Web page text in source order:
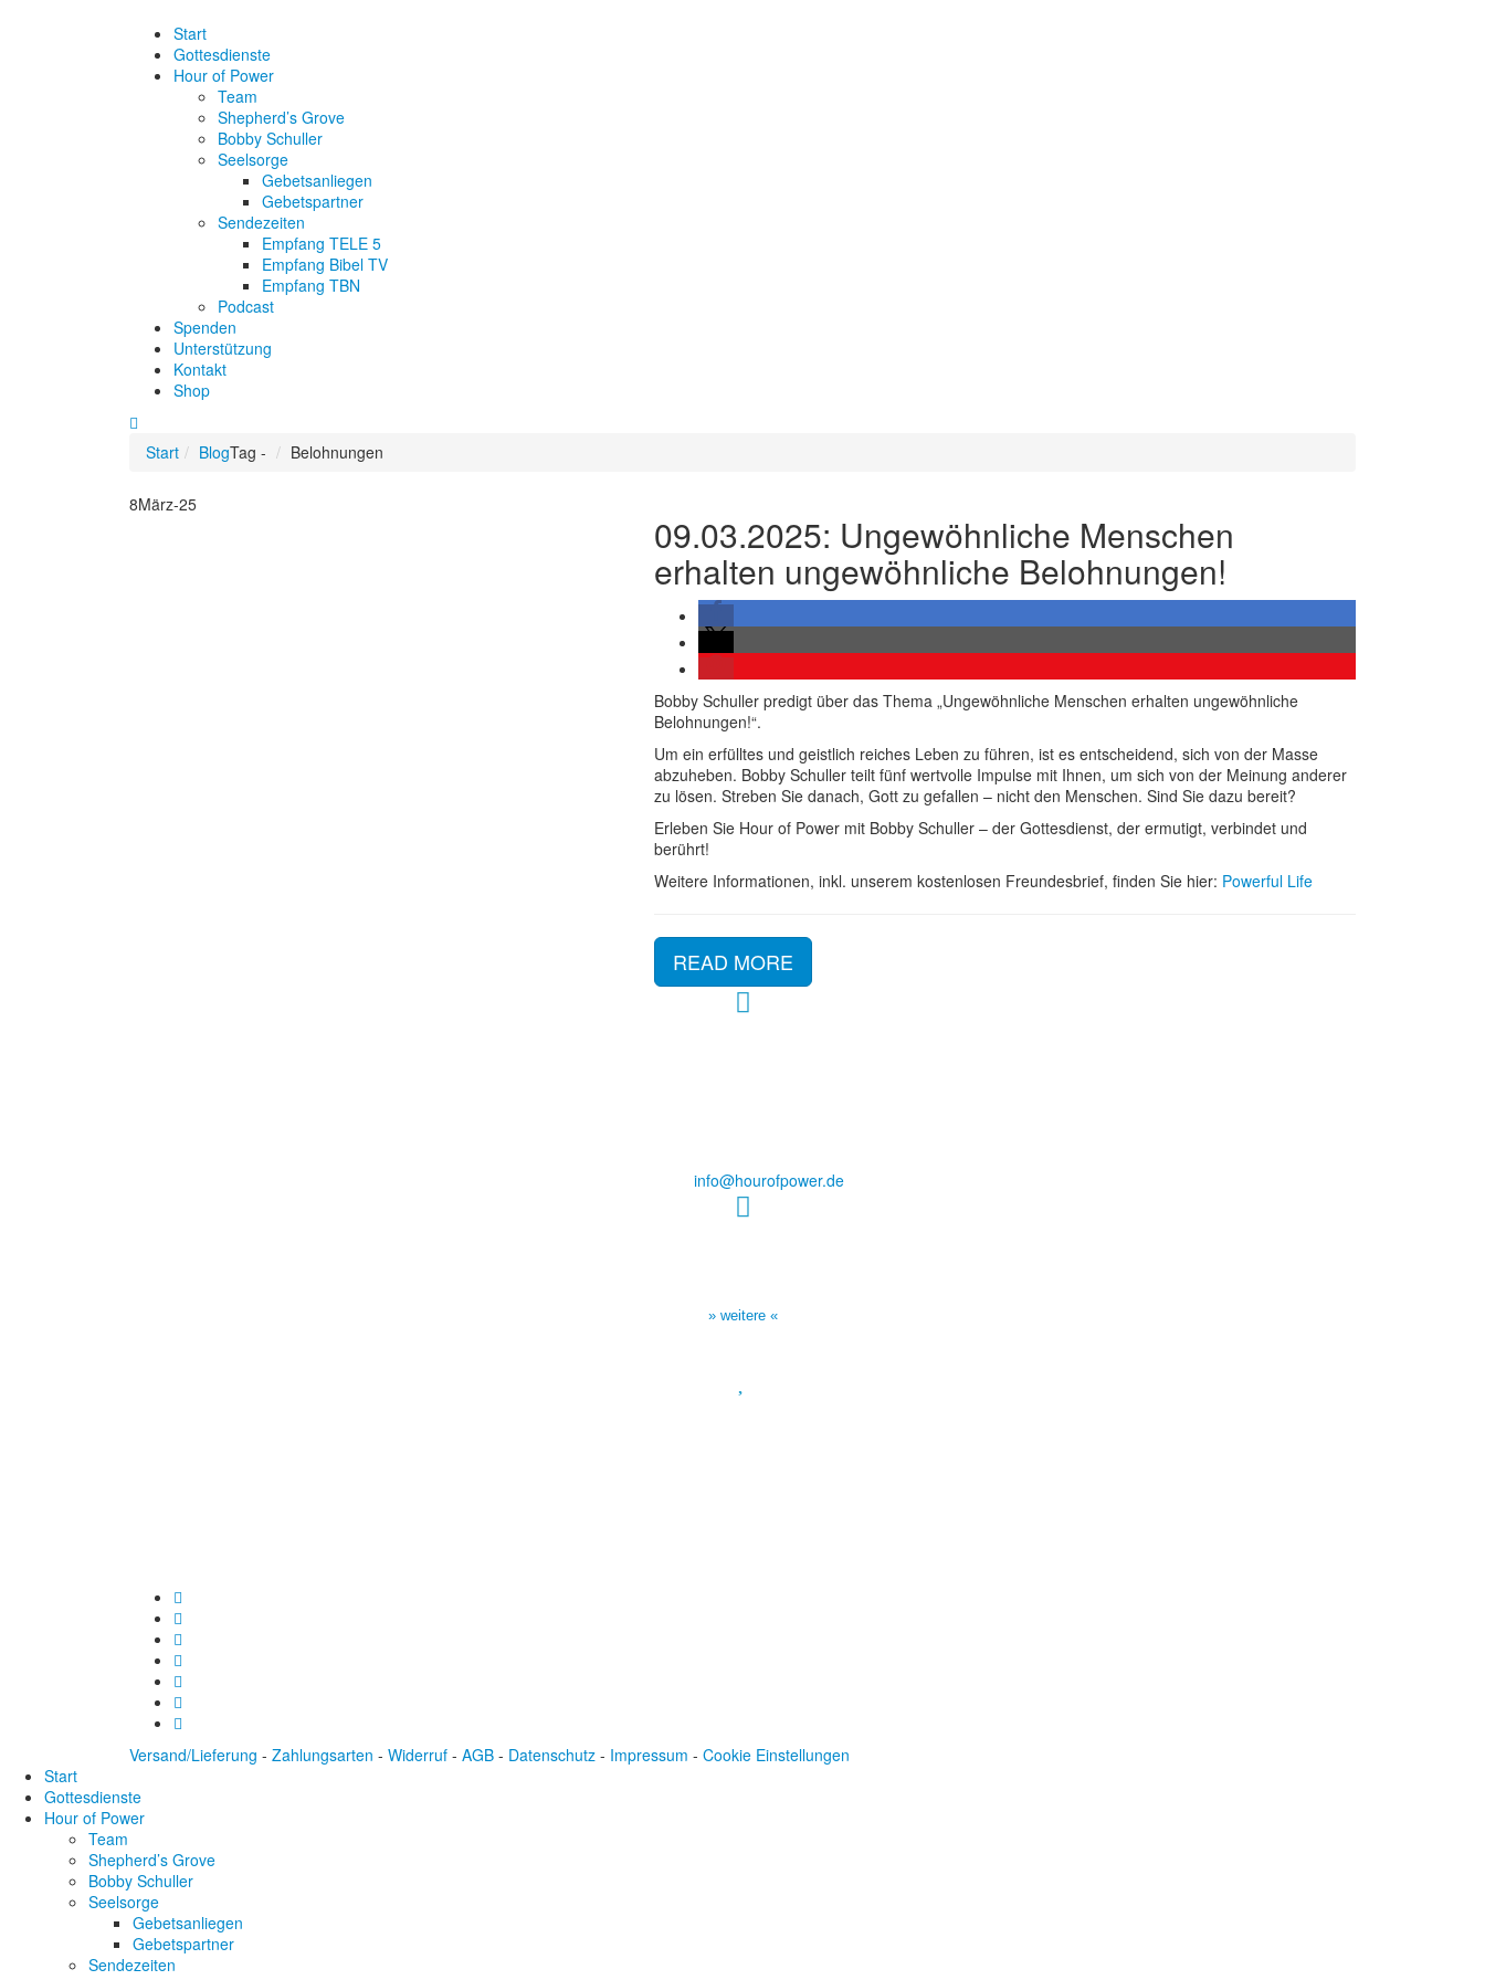
Start
Gottesdienste
Hour of Power
Team
Shepherd’s Grove
Bobby Schuller
Seelsorge
Gebetsanliegen
Gebetspartner
Sendezeiten
Empfang TELE 5
Empfang Bibel TV
Empfang TBN
Podcast
Spenden
Unterstützung
Kontakt
Shop
Start BlogTag - Belohnungen
8März-25
09.03.2025: Ungewöhnliche Menschen
erhalten ungewöhnliche Belohnungen!
Bobby Schuller predigt über das Thema „Ungewöhnliche Menschen erhalten ungewöhnliche
Belohnungen!“.
Um ein erfülltes und geistlich reiches Leben zu führen, ist es entscheidend, sich von der Masse
abzuheben. Bobby Schuller teilt fünf wertvolle Impulse mit Ihnen, um sich von der Meinung anderer
zu lösen. Streben Sie danach, Gott zu gefallen – nicht den Menschen. Sind Sie dazu bereit?
Erleben Sie Hour of Power mit Bobby Schuller – der Gottesdienst, der ermutigt, verbindet und
berührt!
Weitere Informationen, inkl. unserem kostenlosen Freundesbrief, finden Sie hier: Powerful Life
READ MORE
info@hourofpower.de
» weitere «
Versand/Lieferung - Zahlungsarten - Widerruf - AGB - Datenschutz - Impressum - Cookie Einstellungen
Start
Gottesdienste
Hour of Power
Team
Shepherd’s Grove
Bobby Schuller
Seelsorge
Gebetsanliegen
Gebetspartner
Sendezeiten